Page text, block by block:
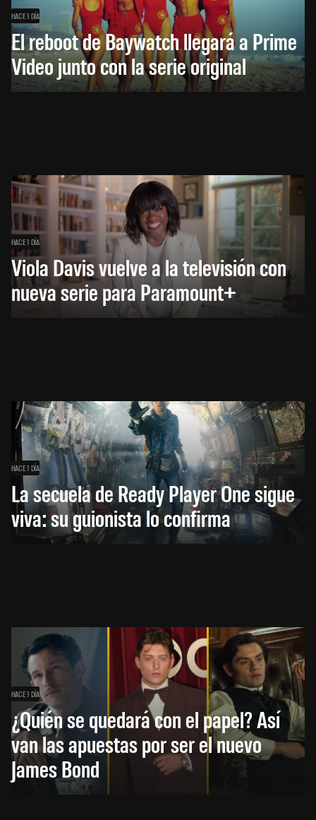
HACE 1 DÍA
El reboot de Baywatch llegará a Prime
Video junto con la serie original
HACE 1 DÍA
Viola Davis vuelve a la televisión con
nueva serie para Paramount+
HACE 1 DÍA
La secuela de Ready Player One sigue
viva: su guionista lo confirma
HACE 1 DÍA
¿Quién se quedará con el papel? Así
van las apuestas por ser el nuevo
James Bond